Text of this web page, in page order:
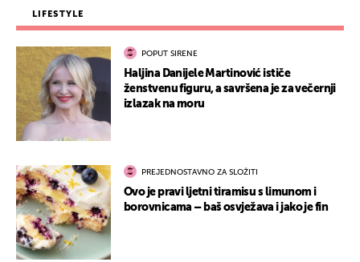
LIFESTYLE
POPUT SIRENE
Haljina Danijele Martinović ističe
ženstvenu figuru, a savršena je za večernji
izlazak na moru
PREJEDNOSTAVNO ZA SLOŽITI
Ovo je pravi ljetni tiramisu s limunom i
borovnicama – baš osvježava i jako je fin